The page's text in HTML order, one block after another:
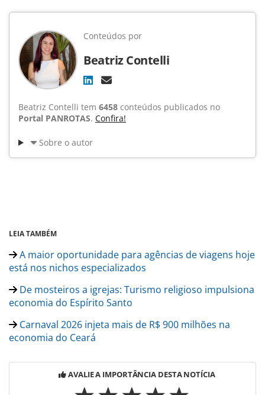
Conteúdos por
Beatriz Contelli
Beatriz Contelli tem 6458 conteúdos publicados no
Portal PANROTAS. Confira!
Sobre o autor
LEIA TAMBÉM
A maior oportunidade para agências de viagens hoje
está nos nichos especializados
De mosteiros a igrejas: Turismo religioso impulsiona
economia do Espírito Santo
Carnaval 2026 injeta mais de R$ 900 milhões na
economia do Ceará
AVALIE A IMPORTÂNCIA DESTA NOTÍCIA